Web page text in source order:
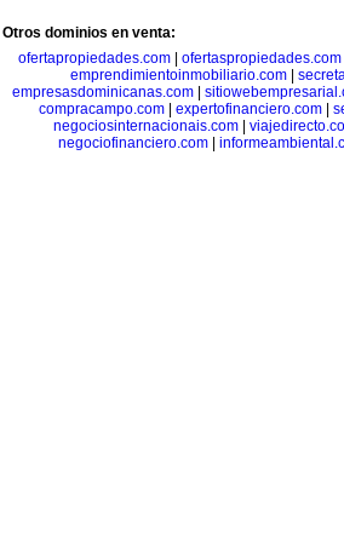
Otros dominios en venta:
ofertapropiedades.com
ofertaspropiedades.com
emprendimientoinmobiliario.com|
empresasdominicanas.com|
compracampo.com| expertofinanciero.com|
negociosinternacionais.com
negociofinanciero.com